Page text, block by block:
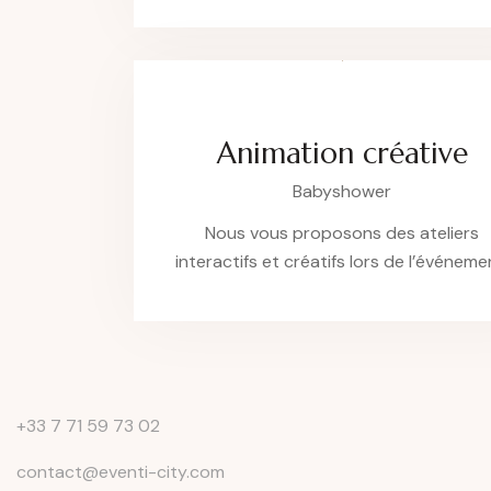
Animation créative
Babyshower
Nous vous proposons des ateliers
interactifs et créatifs lors de
+33 7 71 59 73 02
contact@eventi-city.com